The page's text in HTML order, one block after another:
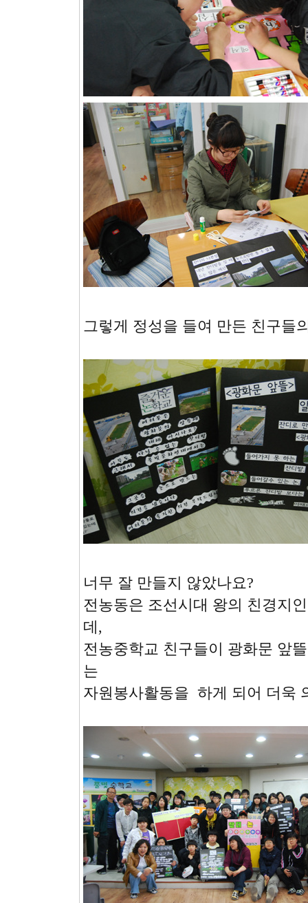
그렇게 정성을 들여 만든 친구들
너무 잘 만들지 않았나요?
전농동은 조선시대 왕의 친경지
데,
전농중학교 친구들이 광화문 앞
는
자원봉사활동을 하게 되어 더욱